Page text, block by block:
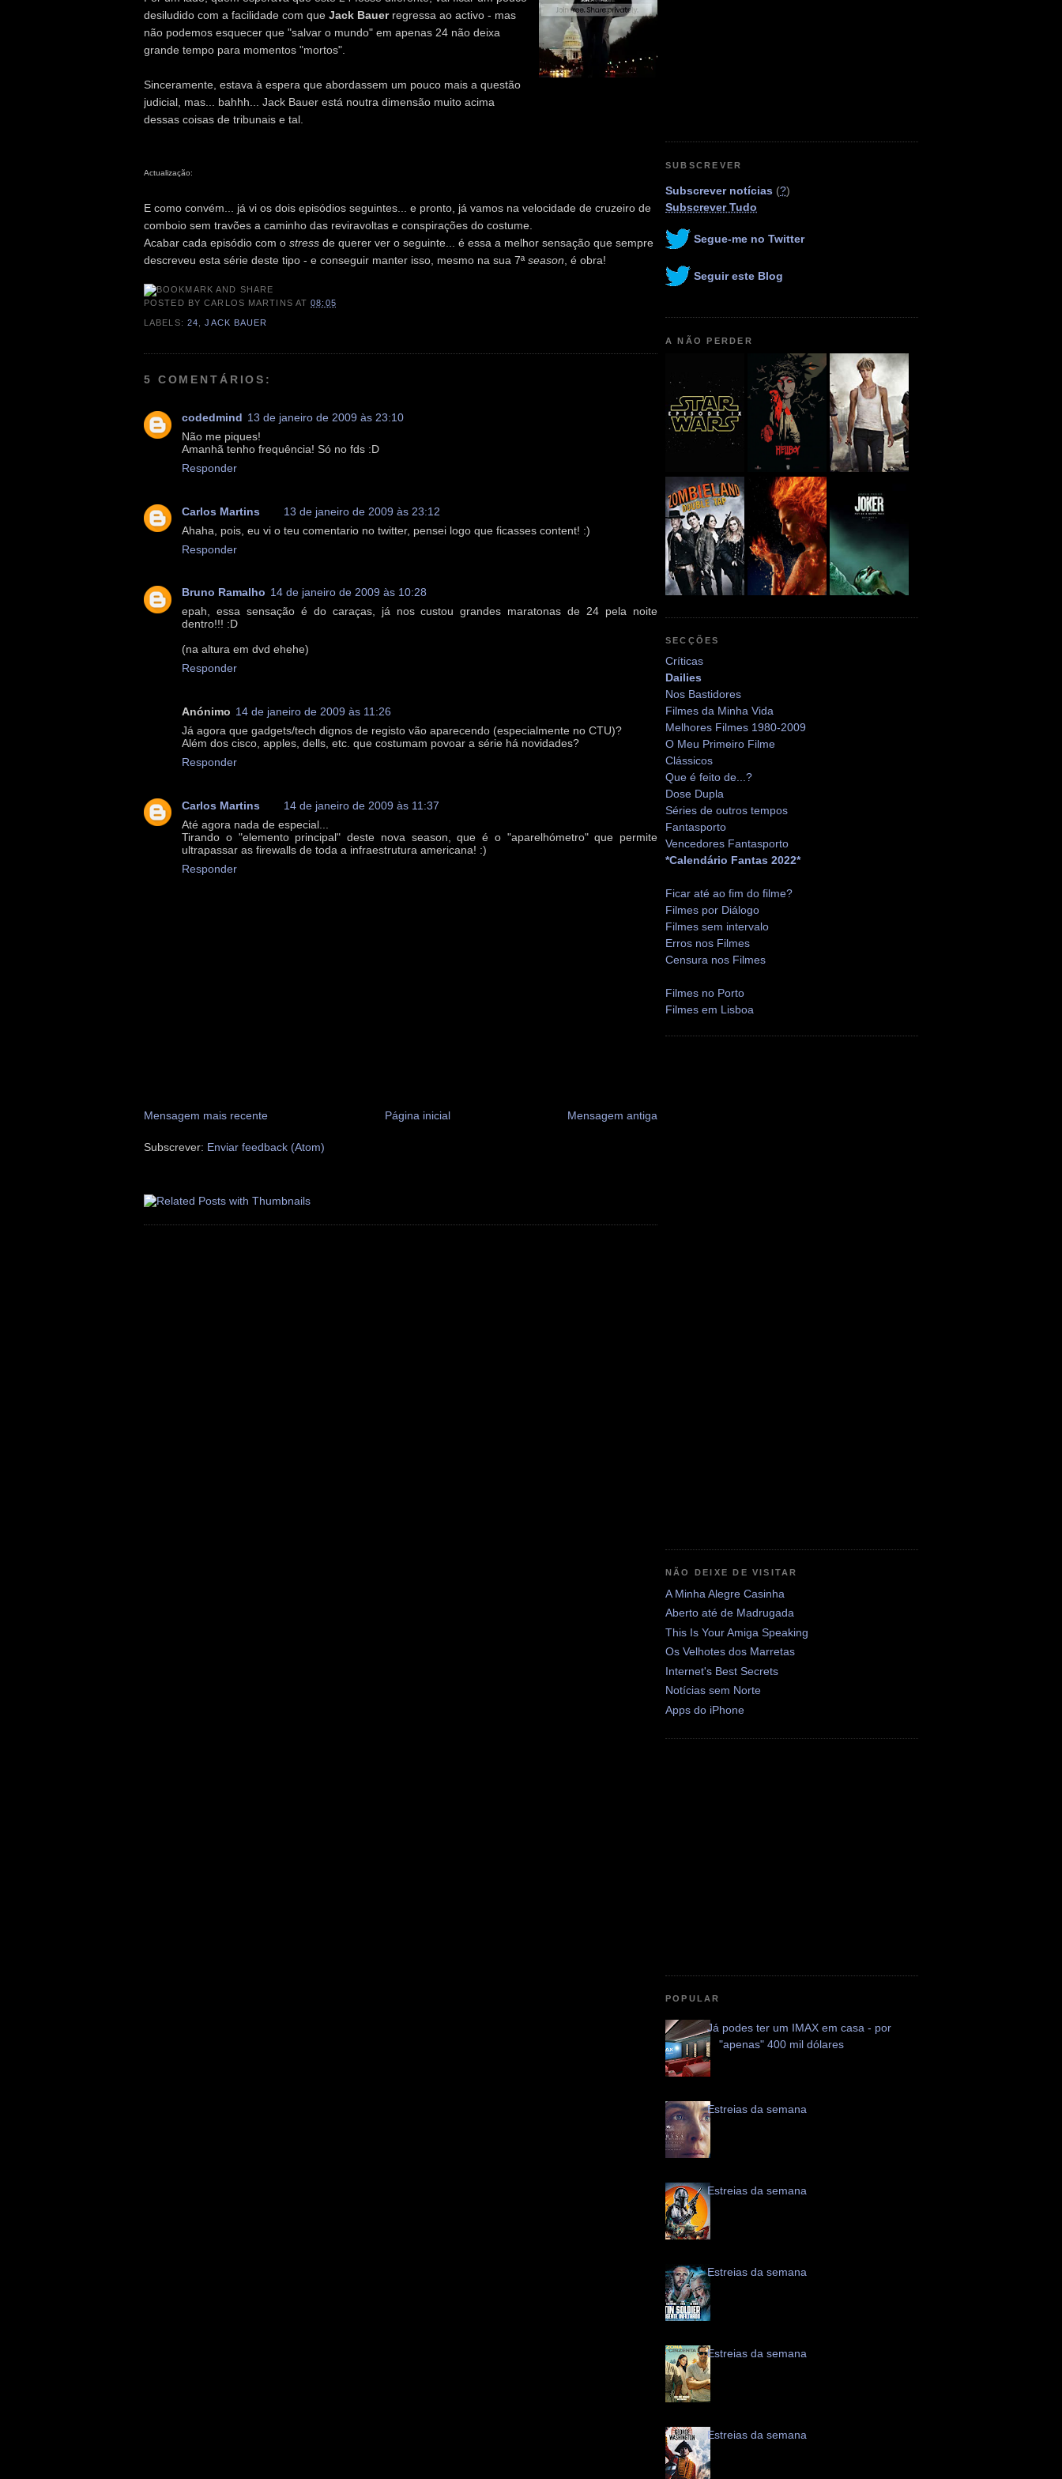
desiludido com a facilidade com que Jack Bauer regressa ao activo - mas
não podemos esquecer que "salvar o mundo" em apenas 24 não deixa
grande tempo para momentos "mortos".
Sinceramente, estava à espera que abordassem um pouco mais a questão
judicial, mas... bahhh... Jack Bauer está noutra dimensão muito acima
dessas coisas de tribunais e tal.
Actualização:
E como convém... já vi os dois episódios seguintes... e pronto, já vamos na velocidade de cruzeiro de
comboio sem travões a caminho das reviravoltas e conspirações do costume.
Acabar cada episódio com o stress de querer ver o seguinte... é essa a melhor sensação que sempre
descreveu esta série deste tipo - e conseguir manter isso, mesmo na sua 7ªseason , é obra!
POSTED BYCARLOS MARTINS AT08:05
LABELS: 24 ,JACK BAUER
5 COMENTÁRIOS:
codedmind 13 de janeiro de 2009 às 23:10
Não me piques!
Amanhã tenho frequência! Só no fds :D
Responder
Carlos Martins
13 de janeiro de 2009 às 23:12
Ahaha, pois, eu vi o teu comentario no twitter, pensei logo que ficasses content! :)
Responder
Bruno Ramalho 14 de janeiro de 2009 às 10:28
epah, essa sensação é do caraças, já nos custou grandes maratonas de 24 pela noite
dentro!!! :D
(na altura em dvd ehehe)
Responder
Anónimo 14 de janeiro de 2009 às 11:26
Já agora que gadgets/tech dignos de registo vão aparecendo (especialmente no CTU)?
Além dos cisco, apples, dells, etc. que costumam povoar a série há novidades?
Responder
Carlos Martins
14 de janeiro de 2009 às 11:37
Até agora nada de especial...
Tirando o "elemento principal" deste nova season, que é o "aparelhómetro" que permite
ultrapassar as firewalls de toda a infraestrutura americana! :)
Responder
Mensagem mais recente Mensagem antiga
Página inicial
Subscrever: Enviar feedback (Atom)
SUBSCREVER
Subscrever notícias (?)
Subscrever Tudo
Segue-me no Twitter
Seguir este Blog
A NÃO PERDER
SECÇÕES
Críticas
Dailies
Nos Bastidores
Filmes da Minha Vida
Melhores Filmes 1980-2009
O Meu Primeiro Filme
Clássicos
Que é feito de...?
Dose Dupla
Séries de outros tempos
Fantasporto
Vencedores Fantasporto
*Calendário Fantas 2022*
Ficar até ao fim do filme?
Filmes por Diálogo
Filmes sem intervalo
Erros nos Filmes
Censura nos Filmes
Filmes no Porto
Filmes em Lisboa
NÃO DEIXE DE VISITAR
A Minha Alegre Casinha
Aberto até de Madrugada
This Is Your Amiga Speaking
Os Velhotes dos Marretas
Internet's Best Secrets
Notícias sem Norte
Apps do iPhone
POPULAR
Já podes ter um IMAX em casa - por
"apenas" 400 mil dólares
Estreias da semana
Estreias da semana
Estreias da semana
Estreias da semana
Estreias da semana